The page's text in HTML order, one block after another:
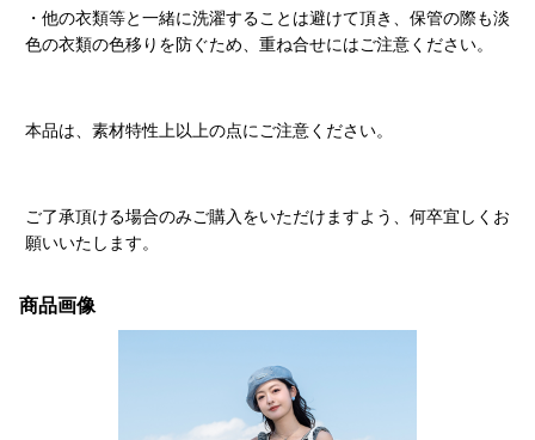
・他の衣類等と一緒に洗濯することは避けて頂き、保管の際も淡
色の衣類の色移りを防ぐため、重ね合せにはご注意ください。
本品は、素材特性上以上の点にご注意ください。
ご了承頂ける場合のみご購入をいただけますよう、何卒宜しくお
願いいたします。
商品画像